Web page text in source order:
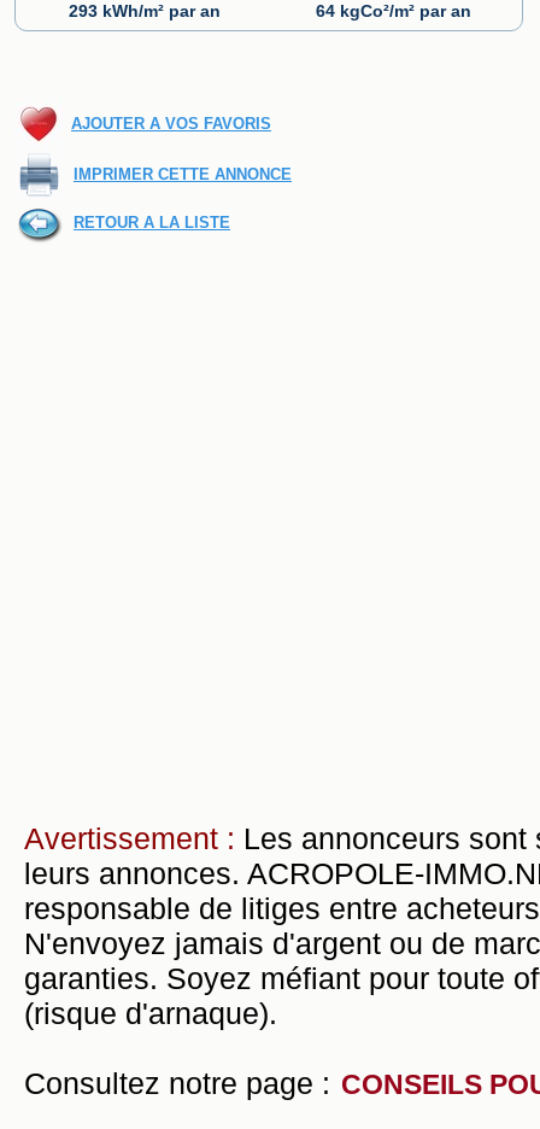
293 kWh/m² par an 64 kgCo²/m² par an
AJOUTER A VOS FAVORIS
IMPRIMER CETTE ANNONCE
RETOUR A LA LISTE
Avertissement : Les annonceurs
leurs annonces. ACROPOLE-
responsable de litiges entre
N'envoyez jamais d'argent ou de
garanties. Soyez méfiant pour toute
(risque d'arnaque).
Consultez notre page : CONSEILS